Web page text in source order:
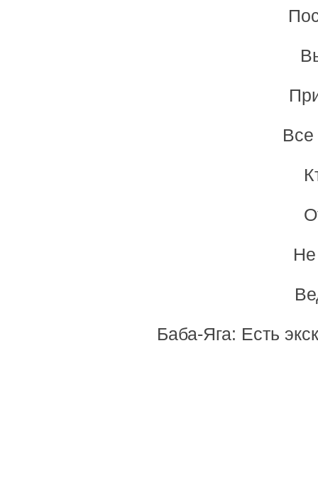
Не
Баба-Яга: Есть